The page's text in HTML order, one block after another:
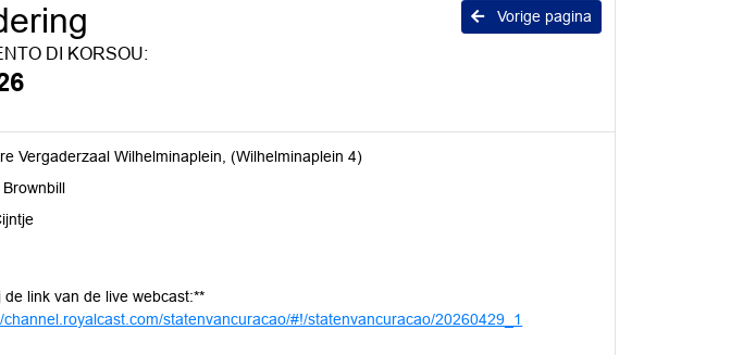
Vorige pagina
DI KORSOU:
Vergaderzaal Wilhelminaplein, (Wilhelminaplein 4)
Brownbill
de link van de live webcast:**
channel.royalcast.com/statenvancuracao/#!/statenvancuracao/20260429_1